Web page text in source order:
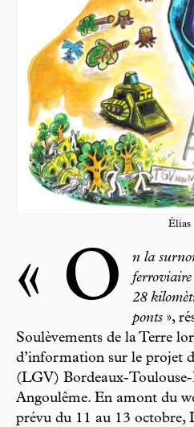
Élias
« O
n la
ferroviaire
28
ponts »,
Soulèvements de la Terre
d’information sur le projet
(LGV) Bordeaux-Toulouse-
Angoulême. En amont du
prévu du 11 au 13 octobre,